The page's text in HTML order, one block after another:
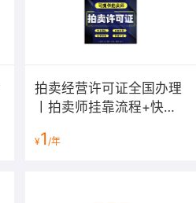
拍卖经营许可证全国办理
丨拍卖师挂靠流程+快速
¥1 /年